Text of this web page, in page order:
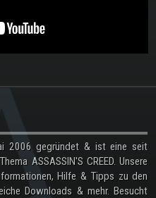
2006 gegründet & ist eine seit
ASSASSIN'S CREED. Unsere
Hilfe & Tipps zu den
Downloads & mehr. Besucht